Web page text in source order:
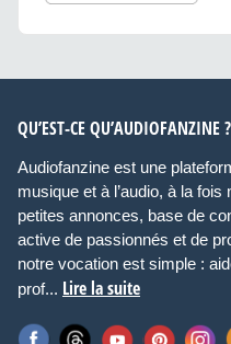
QU’EST-CE QU’AUDIOFANZINE ?
Audiofanzine est une
musique et à l’audio, à la
petites annonces, base de
active de passionnés et de
notre vocation est simple :
prof... Lire la suite